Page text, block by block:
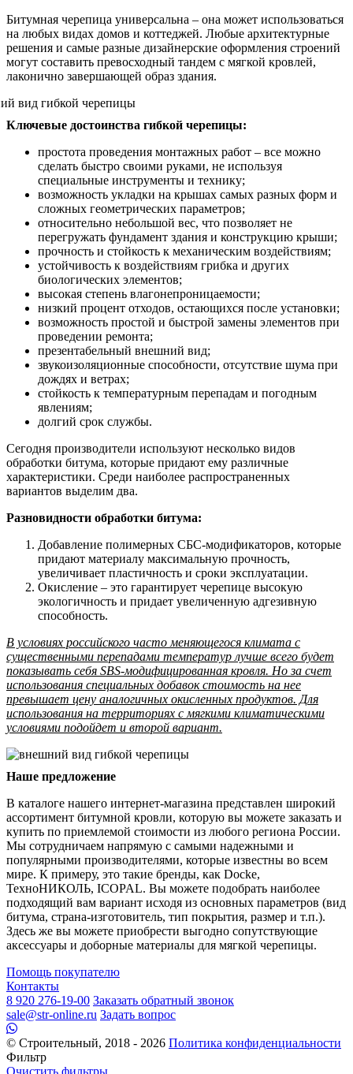
Битумная черепица универсальна – она может использоваться
на любых видах домов и коттеджей. Любые архитектурные
решения и самые разные дизайнерские оформления строений
могут составить превосходный тандем с мягкой кровлей,
лаконично завершающей образ здания.
Ключевые достоинства гибкой черепицы:
простота проведения монтажных работ – все можно
сделать быстро своими руками, не используя
специальные инструменты и технику;
возможность укладки на крышах самых разных форм и
сложных геометрических параметров;
относительно небольшой вес, что позволяет не
перегружать фундамент здания и конструкцию крыши;
прочность и стойкость к механическим воздействиям;
устойчивость к воздействиям грибка и других
биологических элементов;
высокая степень влагонепроницаемости;
низкий процент отходов, остающихся после установки;
возможность простой и быстрой замены элементов при
проведении ремонта;
презентабельный внешний вид;
звукоизоляционные способности, отсутствие шума при
дождях и ветрах;
стойкость к температурным перепадам и погодным
явлениям;
долгий срок службы.
Сегодня производители используют несколько видов
обработки битума, которые придают ему различные
характеристики. Среди наиболее распространенных
вариантов выделим два.
Разновидности обработки битума:
Добавление полимерных СБС-модификаторов, которые
придают материалу максимальную прочность,
увеличивает пластичность и сроки эксплуатации.
Окисление – это гарантирует черепице высокую
экологичность и придает увеличенную адгезивную
способность.
В условиях российского часто меняющегося климата с
существенными перепадами температур лучше всего будет
показывать себя SBS-модифицированная кровля. Но за счет
использования специальных добавок стоимость на нее
превышает цену аналогичных окисленных продуктов. Для
использования на территориях с мягкими климатическими
условиями подойдет и второй вариант.
Наше предложение
В каталоге нашего интернет-магазина представлен широкий
ассортимент битумной кровли, которую вы можете заказать и
купить по приемлемой стоимости из любого региона России.
Мы сотрудничаем напрямую с самыми надежными и
популярными производителями, которые известны во всем
мире. К примеру, это такие бренды, как Docke,
ТехноНИКОЛЬ, ICOPAL. Вы можете подобрать наиболее
подходящий вам вариант исходя из основных параметров (вид
битума, страна-изготовитель, тип покрытия, размер и т.п.).
Здесь же вы можете приобрести выгодно сопутствующие
аксессуары и доборные материалы для мягкой черепицы.
Помощь покупателю
Контакты
8 920 276-19-00 Заказать обратный звонок
sale@str-online.ru Задать вопрос
© Строительный, 2018 - 2026 Политика конфиденциальности
Фильтр
Очистить фильтры